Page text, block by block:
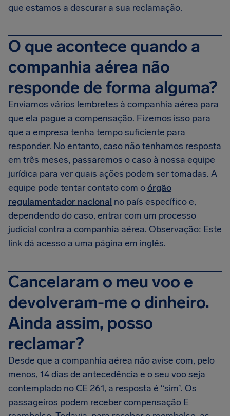
que estamos a descurar a sua reclamação.
O que acontece quando a
companhia aérea não
responde de forma alguma?
Enviamos vários lembretes à companhia aérea para
que ela pague a compensação. Fizemos isso para
que a empresa tenha tempo suficiente para
responder. No entanto, caso não tenhamos resposta
em três meses, passaremos o caso à nossa equipe
jurídica para ver quais ações podem ser tomadas. A
equipe pode tentar contato com oórgão
regulamentador nacional no país específico e,
dependendo do caso, entrar com um processo
judicial contra a companhia aérea. Observação: Este
link dá acesso a uma página em inglês.
Cancelaram o meu voo e
devolveram-me o dinheiro.
Ainda assim, posso
reclamar?
Desde que a companhia aérea não avise com, pelo
menos, 14 dias de antecedência e o seu voo seja
contemplado no CE 261, a resposta é “sim”. Os
passageiros podem receber compensação E